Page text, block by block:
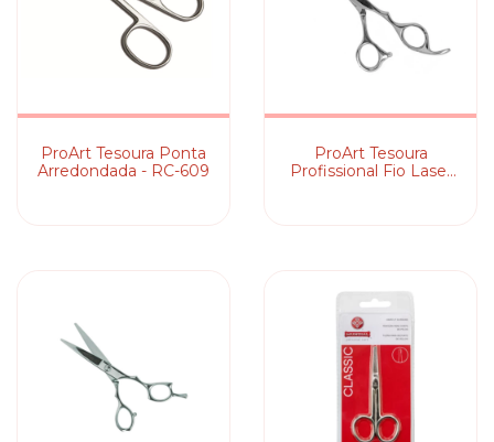
ProArt Tesoura Ponta
Arredondada - RC-609
ProArt Tesoura
Profissional Fio Laser